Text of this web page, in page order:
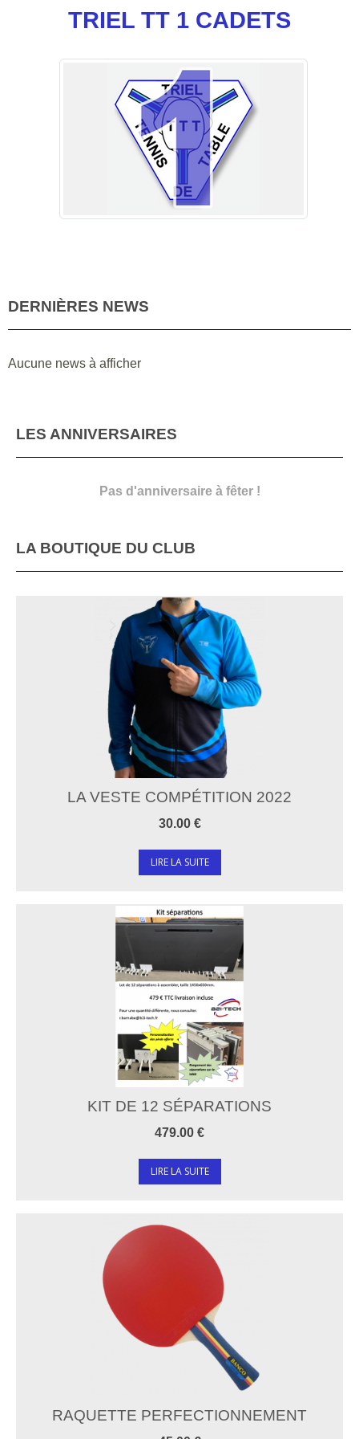
TRIEL TT 1 CADETS
DERNIÈRES NEWS
Aucune news à afficher
LES ANNIVERSAIRES
Pas d'anniversaire à fêter !
LA BOUTIQUE DU CLUB
LA VESTE COMPÉTITION 2022
30.00 €
LIRE LA SUITE
KIT DE 12 SÉPARATIONS
479.00 €
LIRE LA SUITE
RAQUETTE PERFECTIONNEMENT